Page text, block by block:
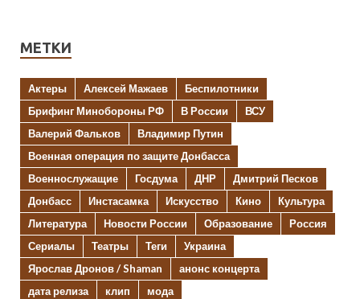
МЕТКИ
Актеры Алексей Мажаев
Беспилотники
Брифинг Минобороны РФ
В России
ВСУ
Валерий Фальков
Владимир Путин
Военная операция по защите Донбасса
Военнослужащие
Госдума ДНР
Дмитрий Песков
Донбасс
Инстасамка Искусство Кино
Культура
Литература
Новости России Образование
Россия
Сериалы
Театры Теги
Украина
Ярослав Дронов / Shaman
анонс концерта
дата релиза
клип
мода